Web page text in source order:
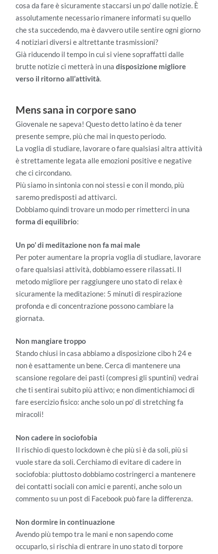
cosa da fare è sicuramente staccarsi un po’ dalle notizie. È
assolutamente necessario rimanere informati su quello
che sta succedendo, ma è davvero utile sentire ogni giorno
4 notiziari diversi e altrettante trasmissioni?
Già riducendo il tempo in cui si viene sopraffatti dalle
brutte notizie ci metterà in una disposizione migliore
verso il ritorno all’attività.
Mens sana in corpore sano
Giovenale ne sapeva! Questo detto latino è da tener
presente sempre, più che mai in questo periodo.
La voglia di studiare, lavorare o fare qualsiasi altra attività
è strettamente legata alle emozioni positive e negative
che ci circondano.
Più siamo in sintonia con noi stessi e con il mondo, più
saremo predisposti ad attivarci.
Dobbiamo quindi trovare un modo per rimetterci in una
forma di equilibrio:
Un po’ di meditazione non fa mai male
Per poter aumentare la propria voglia di studiare, lavorare
o fare qualsiasi attività, dobbiamo essere rilassati. Il
metodo migliore per raggiungere uno stato di relax è
sicuramente la meditazione: 5 minuti di respirazione
profonda e di concentrazione possono cambiare la
giornata.
Non mangiare troppo
Stando chiusi in casa abbiamo a disposizione cibo h 24 e
non è esattamente un bene. Cerca di mantenere una
scansione regolare dei pasti (compresi gli spuntini) vedrai
che ti sentirai subito più attivo; e non dimentichiamoci di
fare esercizio fisico: anche solo un po’ di stretching fa
miracoli!
Non cadere in sociofobia
Il rischio di questo lockdown è che più si è da soli, più si
vuole stare da soli. Cerchiamo di evitare di cadere in
sociofobia: piuttosto dobbiamo costringerci a mantenere
dei contatti sociali con amici e parenti, anche solo un
commento su un post di Facebook può fare la differenza.
Non dormire in continuazione
Avendo più tempo tra le mani e non sapendo come
occuparlo, si rischia di entrare in uno stato di torpore